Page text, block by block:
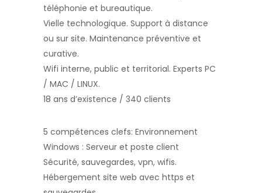
téléphonie et bureautique.
Vielle technologique. Support à distance
ou sur site. Maintenance préventive et
curative.
Wifi interne, public et territorial. Experts PC
/ MAC / LINUX.
18 ans d’existence / 340 clients
5 compétences clefs: Environnement
Windows : Serveur et poste client
Sécurité, sauvegardes, vpn, wifis.
Hébergement site web avec https et